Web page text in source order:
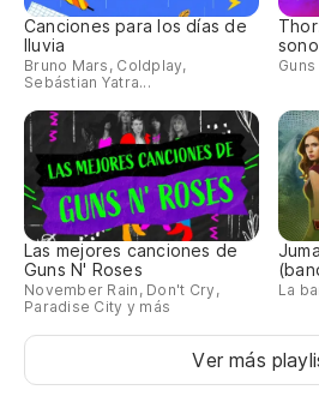
Canciones para los días de
lluvia
Bruno Mars, Coldplay,
Sebástian Yatra...
Las mejores canciones de
Guns N' Roses
November Rain, Don't Cry,
Paradise City y más
La
Ver más